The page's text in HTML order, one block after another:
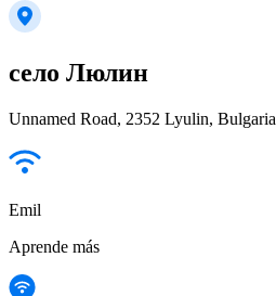
село Люлин
Unnamed Road, 2352 Lyulin, Bulgaria
Emil
Aprende más